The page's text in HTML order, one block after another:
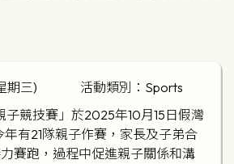
期三)
活動類別：Sports
子競技賽」於2025年10月15日假灣
有21隊親子作賽，家長及子弟合
賽跑，過程中促進親子關係和溝